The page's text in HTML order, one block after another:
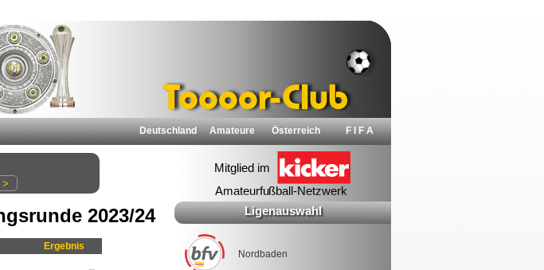
Deutschland Amateure Österreich F I F A
2023/24
Ergebnis
Ligenauswahl
Nordbaden